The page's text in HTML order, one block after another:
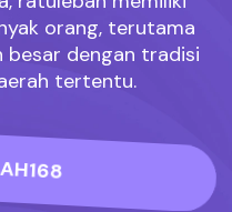
orang, terutama
besar dengan tradisi
tertentu.